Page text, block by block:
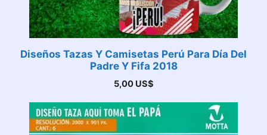
Diseños Tazas Y Camisetas Perú Para Día Del
Padre Y Fifa 2018
5,00 US$